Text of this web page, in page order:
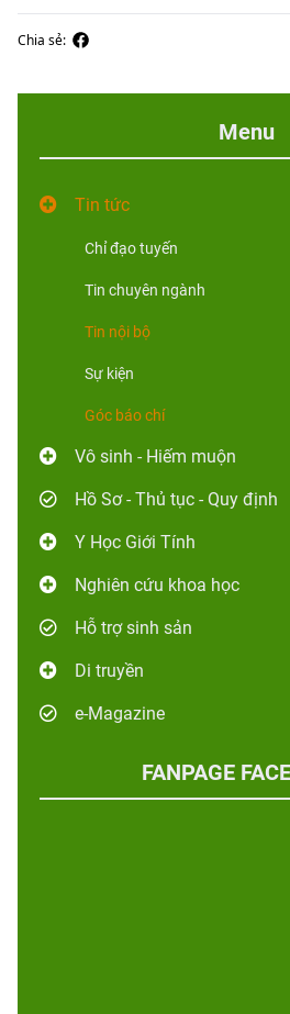
Chia sẻ:
Menu
Tin tức
Chỉ đạo tuyến
Tin chuyên ngành
Tin nội bộ
Sự kiện
Góc báo chí
Vô sinh - Hiếm muộn
Hồ Sơ - Thủ tục - Quy định
Y Học Giới Tính
Nghiên cứu khoa học
Hỗ trợ sinh sản
Di truyền
e-Magazine
FANPAGE